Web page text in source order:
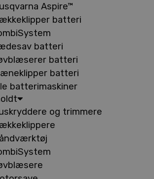
Aspire™
batteri
batteri
batteri
batteri
batterimaskiner
og trimmere